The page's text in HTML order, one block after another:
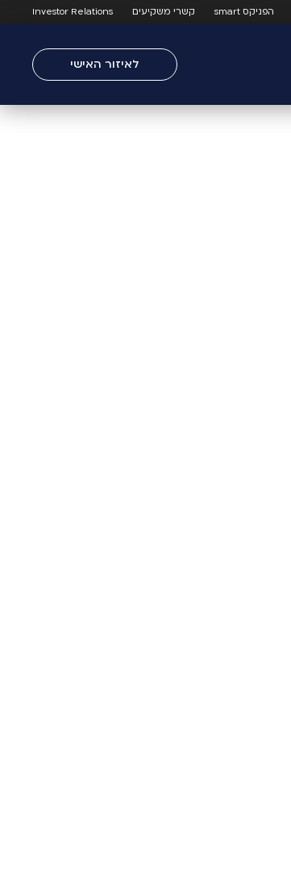
הפניקס smart קשרי משקיעים Investor Relations
לאיזור האישי